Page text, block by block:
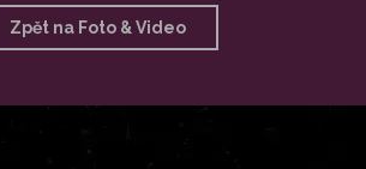
Zpět na Foto & Video